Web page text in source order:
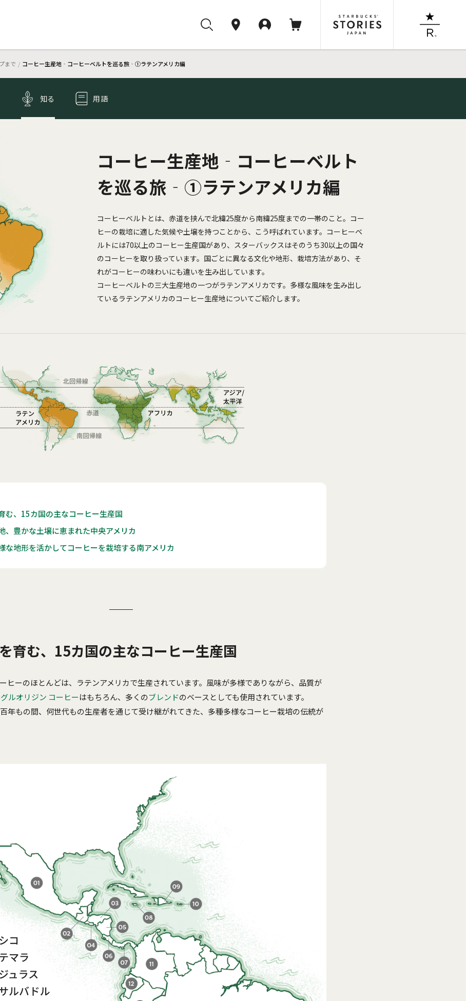
まで コーヒー生産地‐コーヒーベルトを巡る旅‐①ラテンアメリカ編
知る 用語
コーヒー生産地‐コーヒーベルト
を巡る旅‐①ラテンアメリカ編
コーヒーベルトとは、赤道を挟んで北緯25度から南緯25度までの一帯のこと。コー
ヒーの栽培に適した気候や土壌を持つことから、こう呼ばれています。コーヒーベ
ルトには70以上のコーヒー生産国があり、スターバックスはそのうち30以上の国々
のコーヒーを取り扱っています。国ごとに異なる文化や地形、栽培方法があり、そ
れがコーヒーの味わいにも違いを生み出しています。
コーヒーベルトの三大生産地の一つがラテンアメリカです。多様な風味を生み出し
ているラテンアメリカのコーヒー生産地についてご紹介します。
む、15カ国の主なコーヒー生産国
、豊かな土壌に恵まれた中央アメリカ
な地形を活かしてコーヒーを栽培する南アメリカ
育む、15カ国の主なコーヒー生産国
ヒーのほとんどは、ラテンアメリカで生産されています。風味が多様でありながら、品質が
ルオリジン コーヒーはもちろん、多くのブレンドのベースとしても使用されています。
年もの間、何世代もの生産者を通じて受け継がれてきた、多種多様なコーヒー栽培の伝統が